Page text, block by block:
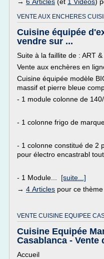
VENTE AUX ENCHERES
Cuisine équipée
vendre sur ...
Suite à la faillite de : ART &
Vente aux enchères en
Cuisine équipée modèle
massif et pierre bleue
- 1 module colonne de
- 1 colonne frigo de
- 1 colonne constitué de 2
pour électro encastrabl
- 1 Module... [suite...]
→ 4 Articles pour ce thème
VENTE CUISINE EQUIPEE
Cuisine Equipée
Casablanca - Vente
Accueil